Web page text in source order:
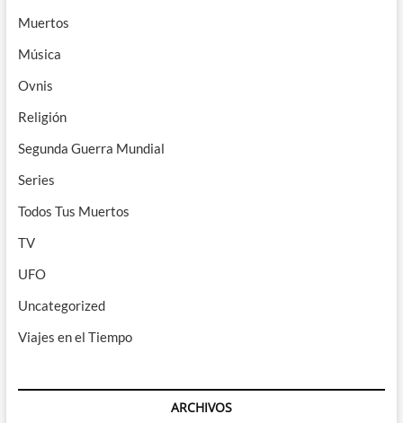
Muertos
Música
Ovnis
Religión
Segunda Guerra Mundial
Series
Todos Tus Muertos
TV
UFO
Uncategorized
Viajes en el Tiempo
ARCHIVOS